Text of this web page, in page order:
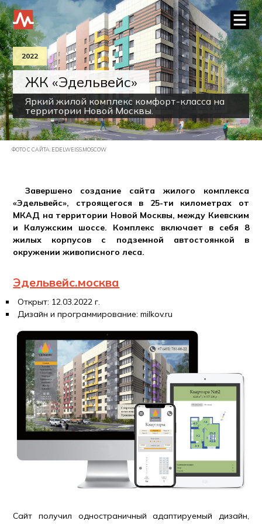
2022
ЖК «Эдельвейс»
Яркий жилой комплекс комфорт-класса на
территории Новой Москвы.
ФОТО С САЙТА: EDELWEISS.MOSCOW
Завершено создание сайта жилого комплекса
«Эдельвейс», строящегося в 25-ти километрах от
МКАД на территории Новой Москвы, между Киевским
и Калужским шоссе. Комплекс включает в себя 8
жилых корпусов с подземной автостоянкой в
окружении живописного леса.
Эдельвейс.москва
Открыт: 12.03.2022 г.
Дизайн и программирование: milkov.ru
Сайт получил одностраничный адаптируемый дизайн,